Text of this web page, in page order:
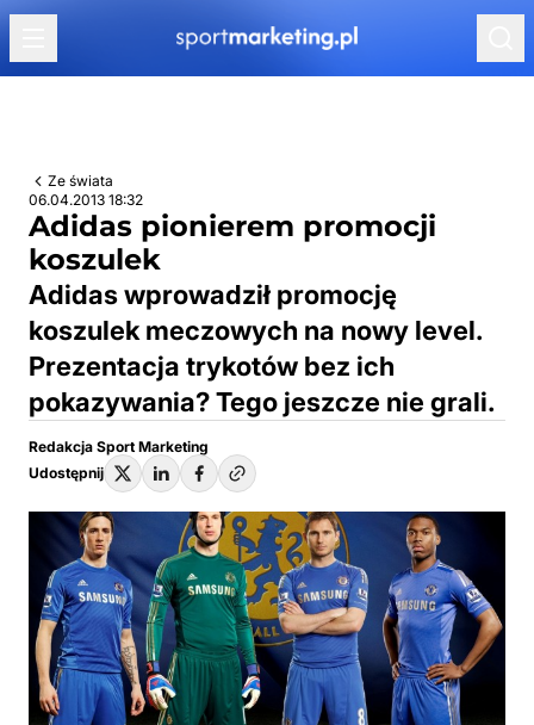
Przejdź do treści
Ze świata
06.04.2013 18:32
Adidas pionierem promocji
koszulek
Adidas wprowadził promocję
koszulek meczowych na nowy level.
Prezentacja trykotów bez ich
pokazywania? Tego jeszcze nie grali.
Redakcja Sport Marketing
Udostępnij